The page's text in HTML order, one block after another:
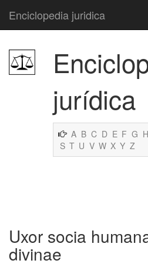
Enciclopedia juridica
jurídica
A B C D E F G H
S T U V W X Y Z
Uxor socia
divinae